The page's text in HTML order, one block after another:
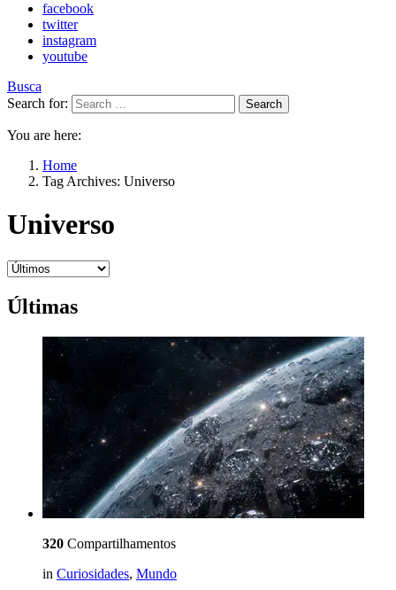
facebook
twitter
instagram
youtube
Busca
Search for:
Search
You are here:
Home
Tag Archives: Universo
Universo
Últimas
320 Compartilhamentos
in Curiosidades, Mundo